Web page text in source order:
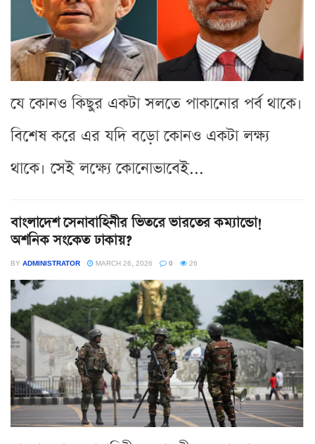
যে কোনও কিছুর একটা সলতে পাকানোর পর্ব থাকে।
বিশেষ করে এর যদি বড়ো কোনও একটা লক্ষ্য
থাকে। সেই লক্ষ্যে কোনোভাবেই...
বাংলাদেশ সেনাবাহিনীর ভিতরে ভারতের কম্যান্ডো!
অশনিক সংকেত ঢাকায়?
BY ADMINISTRATOR MARCH 26, 2026 0 26